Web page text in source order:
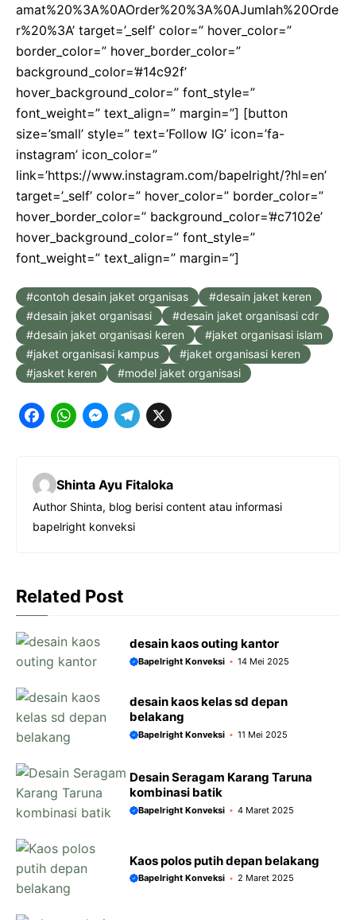
amat%20%3A%0AOrder%20%3A%0AJumlah%20Orde
r%20%3A’ target=’_self’ color=” hover_color=”
border_color=” hover_border_color=”
background_color=’#14c92f’
hover_background_color=” font_style=”
font_weight=” text_align=” margin=”] [button
size=’small’ style=” text=’Follow IG’ icon=’fa-
instagram’ icon_color=”
link=’https://www.instagram.com/bapelright/?hl=en’
target=’_self’ color=” hover_color=” border_color=”
hover_border_color=” background_color=’#c7102e’
hover_background_color=” font_style=”
font_weight=” text_align=” margin=”]
contoh desain jaket organisas
desain jaket keren
desain jaket organisasi
desain jaket organisasi cdr
desain jaket organisasi keren
jaket organisasi islam
jaket organisasi kampus
jaket organisasi keren
jasket keren
model jaket organisasi
F
c
e
b
k
W
t
s
p
M
s
e
e
T
e
g
m
X
Shinta Ayu Fitaloka
Author Shinta, blog berisi content atau informasi
bapelright konveksi
Related Post
desain kaos outing kantor
Bapelright Konveksi 14 Mei 2025
desain kaos kelas sd depan
belakang
Bapelright Konveksi 11 Mei 2025
Desain Seragam Karang Taruna
kombinasi batik
Bapelright Konveksi 4 Maret 2025
Kaos polos putih depan belakang
Bapelright Konveksi 2 Maret 2025